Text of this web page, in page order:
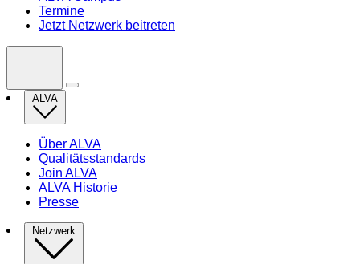
Termine
Jetzt Netzwerk beitreten
ALVA
Über ALVA
Qualitätsstandards
Join ALVA
ALVA Historie
Presse
Netzwerk